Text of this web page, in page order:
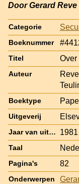
Door Gerard Reve
Categorie
Boeknummer
Titel Over
Auteur
Boektype
Uitgeverij
Jaar van uitgave 1981
Taal
Pagina's 82
Onderwerpen